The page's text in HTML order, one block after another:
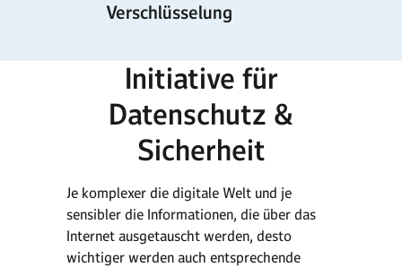
Verschlüsselung
Initiative für
Datenschutz &
Sicherheit
Je komplexer die digitale Welt und je
sensibler die Informationen, die über das
Internet ausgetauscht werden, desto
wichtiger werden auch entsprechende